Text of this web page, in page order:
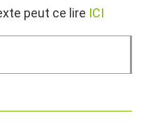
peut ce lire ICI